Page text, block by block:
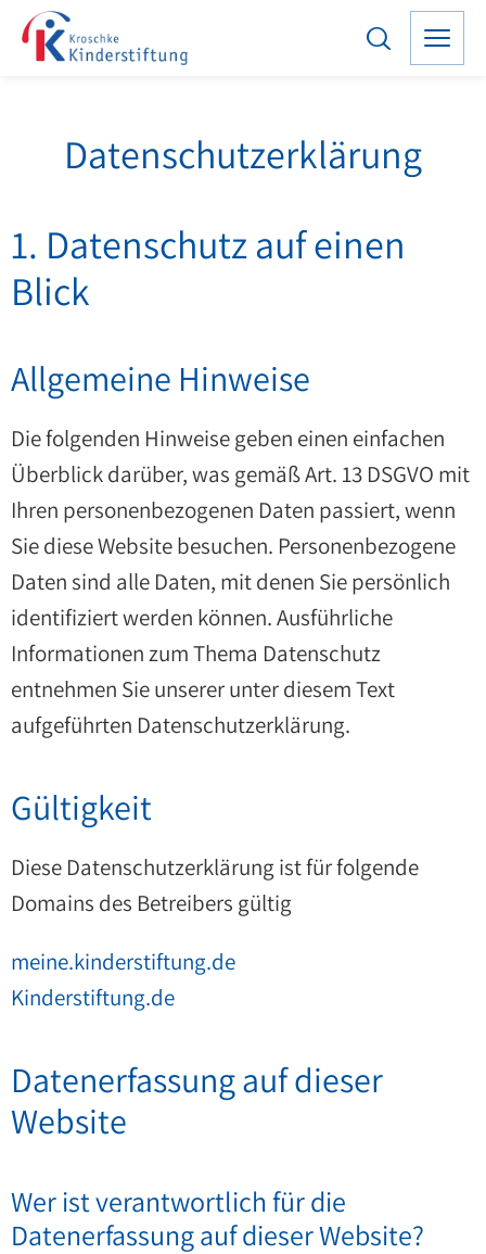
Datenschutz­erklärung
1. Datenschutz auf einen
Blick
Allgemeine Hinweise
Die folgenden Hinweise geben einen einfachen
Überblick darüber, was gemäß Art. 13 DSGVO mit
Ihren personenbezogenen Daten passiert, wenn
Sie diese Website besuchen. Personenbezogene
Daten sind alle Daten, mit denen Sie persönlich
identifiziert werden können. Ausführliche
Informationen zum Thema Datenschutz
entnehmen Sie unserer unter diesem Text
aufgeführten Datenschutzerklärung.
Gültigkeit
Diese Datenschutzerklärung ist für folgende
Domains des Betreibers gültig
meine.kinderstiftung.de
Kinderstiftung.de
Datenerfassung auf dieser
Website
Wer ist verantwortlich für die
Datenerfassung auf dieser Website?